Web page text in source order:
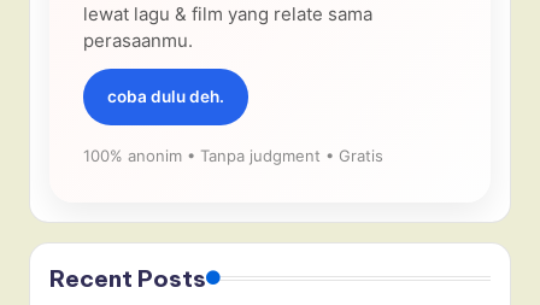
lewat lagu & film yang relate sama
perasaanmu.
coba dulu deh.
100% anonim • Tanpa judgment • Gratis
Recent Posts